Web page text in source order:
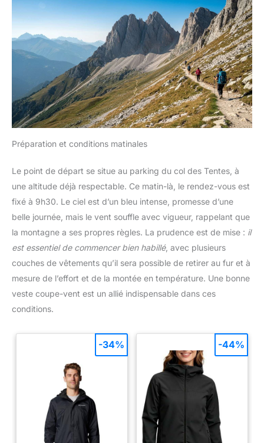
Préparation et conditions matinales
Le point de départ se situe au parking du col des Tentes, à
une altitude déjà respectable. Ce matin-là, le rendez-vous est
fixé à 9h30. Le ciel est d’un bleu intense, promesse d’une
belle journée, mais le vent souffle avec vigueur, rappelant que
la montagne a ses propres règles. La prudence est de mise : il
est essentiel de commencer bien habillé, avec plusieurs
couches de vêtements qu’il sera possible de retirer au fur et à
mesure de l’effort et de la montée en température. Une bonne
veste coupe-vent est un allié indispensable dans ces
conditions.
-34% -44%